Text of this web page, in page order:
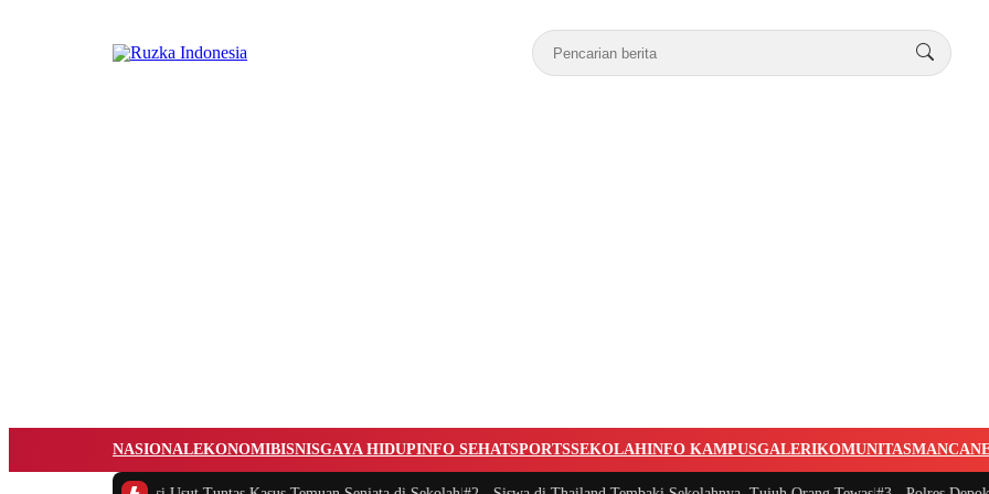
NASIONALEKONOMIBISNISGAYA HIDUPINFO SEHATSPORTSSEKOLAHINFO KAMPUSGALERIKOMUNITAS